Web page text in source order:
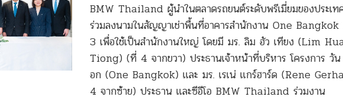
BMW Thailand ผู้นำในตลาดรถยนต์ระดับพรีเมี่ยมของประเท
ร่วมลงนามในสัญญาเช่าพื้นที่อาคารสำนักงาน One
3 เพื่อใช้เป็นสำนักงานใหญ่ โดยมี มร. ลิม ฮัว เทียง (Lim
Tiong) (ที่ 4 จากขวา) ประธานเจ้าหน้าที่บริหาร โครงการ วั
อก (One Bangkok) และ มร. เรเน่ แกร์ฮาร์ด (Rene
4 จากซ้าย) ประธาน และซีอีโอ BMW Thailand ร่วมงาน